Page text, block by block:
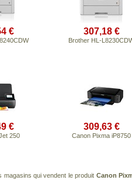
€ 307,18 €
Brother HL-
€
250
309,63 €
Canon Pixma iP8750
magasins qui vendent le produit Canon